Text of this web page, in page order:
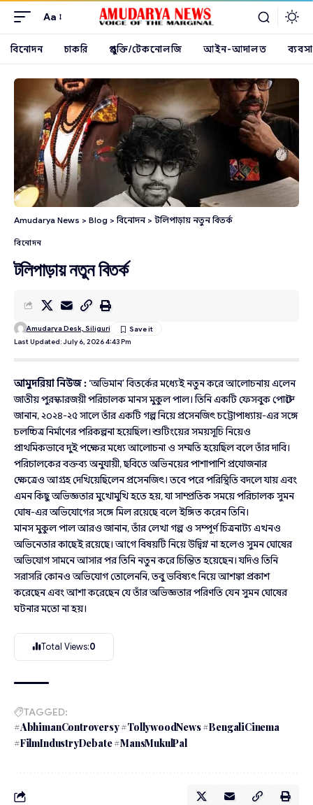
Aa
বিনোদন চাকরি প্রযুক্তি/টেকনোলজি আইন-আদালত ব্যবসা
Amudarya News > Blog >বিনোদন> টলিপাড়ায় নতুন বিতর্ক
বিনোদন
টলিপাড়ায় নতুন বিতর্ক
Last Updated: July 6, 2026 4:43 Pm
Amudarya Desk, Siliguri
আমুদরিয়া নিউজ :‘অভিমান’ বিতর্কের মধ্যেই নতুন করে আলোচনায় এলেন
জাতীয় পুরস্কারজয়ী পরিচালক মানস মুকুল পাল। তিনি একটি ফেসবুক পোস্টে
জানান, ২০২৪-২৫ সালে তাঁর একটি গল্প নিয়ে প্রসেনজিৎ চট্টোপাধ্যায়-এর সঙ্গে
চলচ্চিত্র নির্মাণের পরিকল্পনা হয়েছিল। শুটিংয়ের সময়সূচি নিয়েও
প্রাথমিকভাবে দুই পক্ষের মধ্যে আলোচনা ও সম্মতি হয়েছিল বলে তাঁর দাবি।
পরিচালকের বক্তব্য অনুযায়ী, ছবিতে অভিনয়ের পাশাপাশি প্রযোজনার
ক্ষেত্রেও আগ্রহ দেখিয়েছিলেন প্রসেনজিৎ। তবে পরে পরিস্থিতি বদলে যায় এবং
এমন কিছু অভিজ্ঞতার মুখোমুখি হতে হয়, যা সাম্প্রতিক সময়ে পরিচালক সুমন
ঘোষ-এর অভিযোগের সঙ্গে মিল রয়েছে বলে ইঙ্গিত করেন তিনি।
মানস মুকুল পাল আরও জানান, তাঁর লেখা গল্প ও সম্পূর্ণ চিত্রনাট্য এখনও
অভিনেতার কাছেই রয়েছে। আগে বিষয়টি নিয়ে উদ্বিগ্ন না হলেও সুমন ঘোষের
অভিযোগ সামনে আসার পর তিনি নতুন করে চিন্তিত হয়েছেন। যদিও তিনি
সরাসরি কোনও অভিযোগ তোলেননি, তবু ভবিষ্যৎ নিয়ে আশঙ্কা প্রকাশ
করেছেন এবং আশা করেছেন যে তাঁর অভিজ্ঞতার পরিণতি যেন সুমন ঘোষের
ঘটনার মতো না হয়।
Total Views:0
TAGGED:
#AbhimanControversy #TollywoodNews #BengaliCinema
#FilmIndustryDebate #MansMukulPal